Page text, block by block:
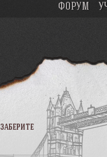
заберите
ФОРУМ